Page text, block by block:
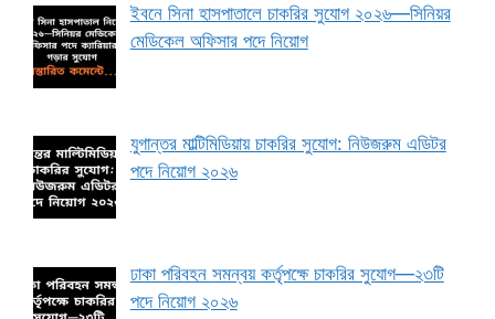
ইবনে সিনা হাসপাতালে চাকরির সুযোগ ২০২৬—সিনিয়র
মেডিকেল অফিসার পদে নিয়োগ
যুগান্তর মাল্টিমিডিয়ায় চাকরির সুযোগ: নিউজরুম এডিটর
পদে নিয়োগ ২০২৬
ঢাকা পরিবহন সমন্বয় কর্তৃপক্ষে চাকরির সুযোগ—২৩টি
পদে নিয়োগ ২০২৬